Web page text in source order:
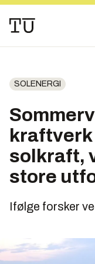
SOLENERGI
kraftverk
solkraft,
store
Ifølge forsker